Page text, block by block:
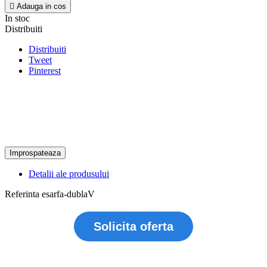
 Adauga in cos
In stoc
Distribuiti
Distribuiti
Tweet
Pinterest
Detalii ale produsului
Referinta esarfa-dublaV
Solicita oferta